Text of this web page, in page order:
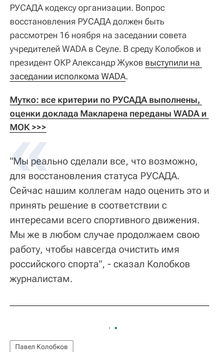
РУСАДА кодексу организации. Вопрос
восстановления РУСАДА должен быть
рассмотрен 16 ноября на заседании совета
учредителей WADA в Сеуле. В среду Колобков и
президент ОКР Александр Жуков выступили на
заседании исполкома WADA.
Мутко: все критерии по РУСАДА выполнены,
оценки доклада Макларена переданы WADA и
МОК >>>
"Мы реально сделали все, что возможно,
для восстановления статуса РУСАДА.
Сейчас нашим коллегам надо оценить это и
принять решение в соответствии с
интересами всего спортивного движения.
Мы же в любом случае продолжаем свою
работу, чтобы навсегда очистить имя
российского спорта", - сказал Колобков
журналистам.
Павел Колобков